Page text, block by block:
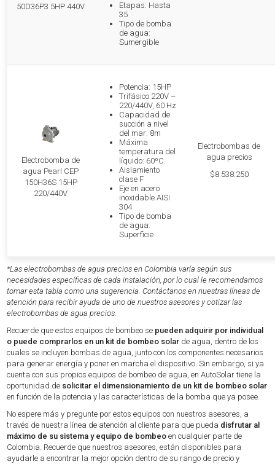
50D36P3 5HP 440V
Etapas: Hasta
35
Tipo de bomba
de agua:
Sumergible
Electrobomba de
agua Pearl CEP
150H36S 15HP
220/440V
Potencia: 15HP
Trifásico 220V –
220/440V, 60 Hz
Capacidad de
succión a nivel
del mar: 8m
Máxima
temperatura del
líquido: 60ºC.
Aislamiento
clase F
Eje en acero
inoxidable AISI
304
Tipo de bomba
de agua:
Superficie
Electrobombas de
agua precios
$8.538.250
*Las electrobombas de agua precios en Colombia varía según sus
necesidades específicas de cada instalación, por lo cual le recomendamos
tomar esta tabla como una sugerencia. Contáctanos en nuestras líneas de
atención para recibir ayuda de uno de nuestros asesores y cotizar las
electrobombas de agua precios.
Recuerde que estos equipos de bombeo se pueden adquirir por individual
o puede comprarlos en un kit de bombeo solar de agua, dentro de los
cuales se incluyen bombas de agua, junto con los componentes necesarios
para generar energía y poner en marcha el dispositivo. Sin embargo, si ya
cuenta con sus propios equipos de bombeo de agua, en AutoSolar tiene la
oportunidad de solicitar el dimensionamiento de un kit de bombeo solar
en función de la potencia y las características de la bomba que ya posee.
No espere más y pregunte por estos equipos con nuestros asesores, a
través de nuestra línea de atención al cliente para que pueda disfrutar al
máximo de su sistema y equipo de bombeo en cualquier parte de
Colombia. Recuerde que nuestros asesores, están disponibles para
ayudarle a encontrar la mejor opción dentro de su rango de precio y